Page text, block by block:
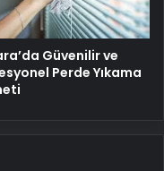
Güvenilir ve
Perde Yıkama